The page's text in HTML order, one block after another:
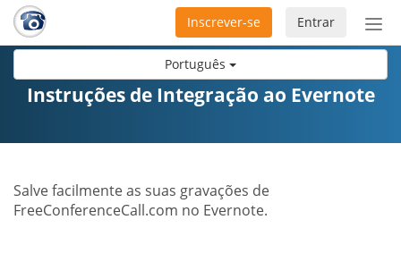
Português
Entrar
Inscrever-se
Instruções de Integração ao Evernote
Salve facilmente as suas gravações de
FreeConferenceCall.com no Evernote.